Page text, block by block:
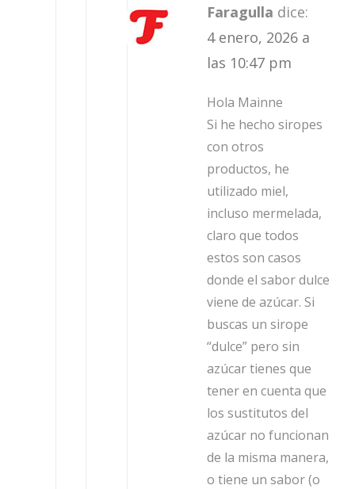
Faragulla dice:
4 enero, 2026 a
las 10:47 pm
Hola Mainne
Si he hecho siropes
con otros
productos, he
utilizado miel,
incluso mermelada,
claro que todos
estos son casos
donde el sabor dulce
viene de azúcar. Si
buscas un sirope
“dulce” pero sin
azúcar tienes que
tener en cuenta que
los sustitutos del
azúcar no funcionan
de la misma manera,
o tiene un sabor (o